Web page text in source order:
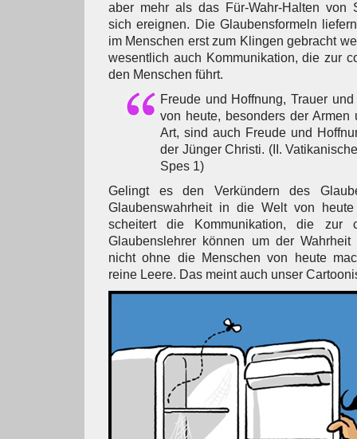
aber mehr als das Für-Wahr-Halten von
sich ereignen. Die Glaubensformeln
im Menschen erst zum Klingen gebracht
wesentlich auch Kommunikation, die zur
den Menschen führt.
Freude und Hoffnung, Trauer
von heute, besonders der Armen
Art, sind auch Freude und
der Jünger Christi. (II.
Spes 1)
Gelingt es den Verkündern des
Glaubenswahrheit in die Welt von
scheitert die Kommunikation, die zur
Glaubenslehrer können um der
nicht ohne die Menschen von heute
reine Leere. Das meint auch unser